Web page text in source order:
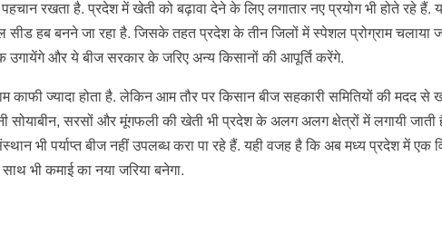
रखता है. प्रदेश में खेती को बढ़ावा देने के लिए लगातार नए प्रयोग भी होते रहे हैं.
हब बनने जा रहा है. जिसके तहत प्रदेश के तीन जिलों में स्पेशल प्रोग्राम चलाया
और ये बीज सरकार के जरिए अन्य किसानों की आपूर्ति करेंगे.
ज्यादा होता है. लेकिन आम तौर पर किसान बीज सहकारी समितियों की मदद से
सरसों और मूंगफली की खेती भी प्रदेश के अलग अलग क्षेत्रों में लगायी जाती
भी पर्याप्त बीज नहीं उपलब्ध करा पा रहे हैं. यही वजह है कि अब मध्य प्रदेश में एक
भी कमाई का नया जरिया बनेगा.